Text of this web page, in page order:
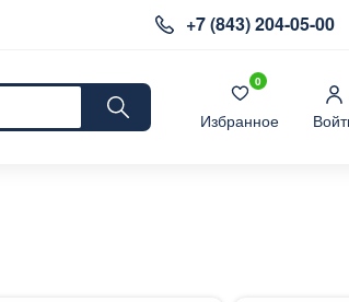
+7 (843) 204-05-00
0
Избранное